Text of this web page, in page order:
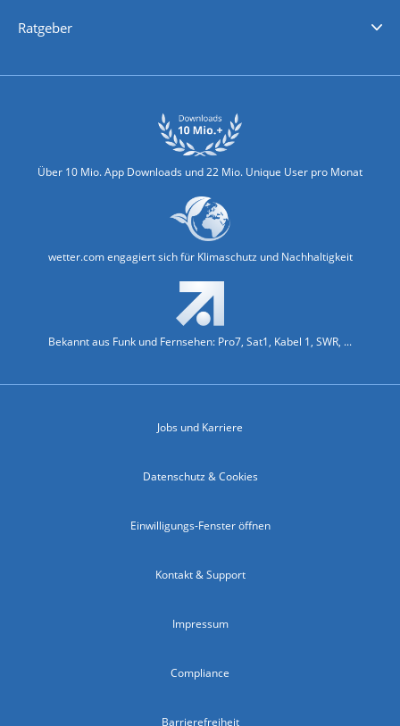
Ratgeber
Über 10 Mio. App Downloads und 22 Mio. Unique User pro Monat
wetter.com engagiert sich für Klimaschutz und Nachhaltigkeit
Bekannt aus Funk und Fernsehen: Pro7, Sat1, Kabel 1, SWR, ...
Jobs und Karriere
Datenschutz & Cookies
Einwilligungs-Fenster öffnen
Kontakt & Support
Impressum
Compliance
Barrierefreiheit